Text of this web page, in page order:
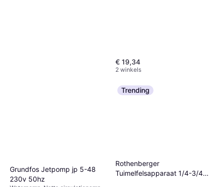
€ 19,34
2 winkels
Grundfos Jetpomp jp 5-48
230v 50hz
Trending
Rothenberger
Tuimelfelsapparaat 1/4-3/4